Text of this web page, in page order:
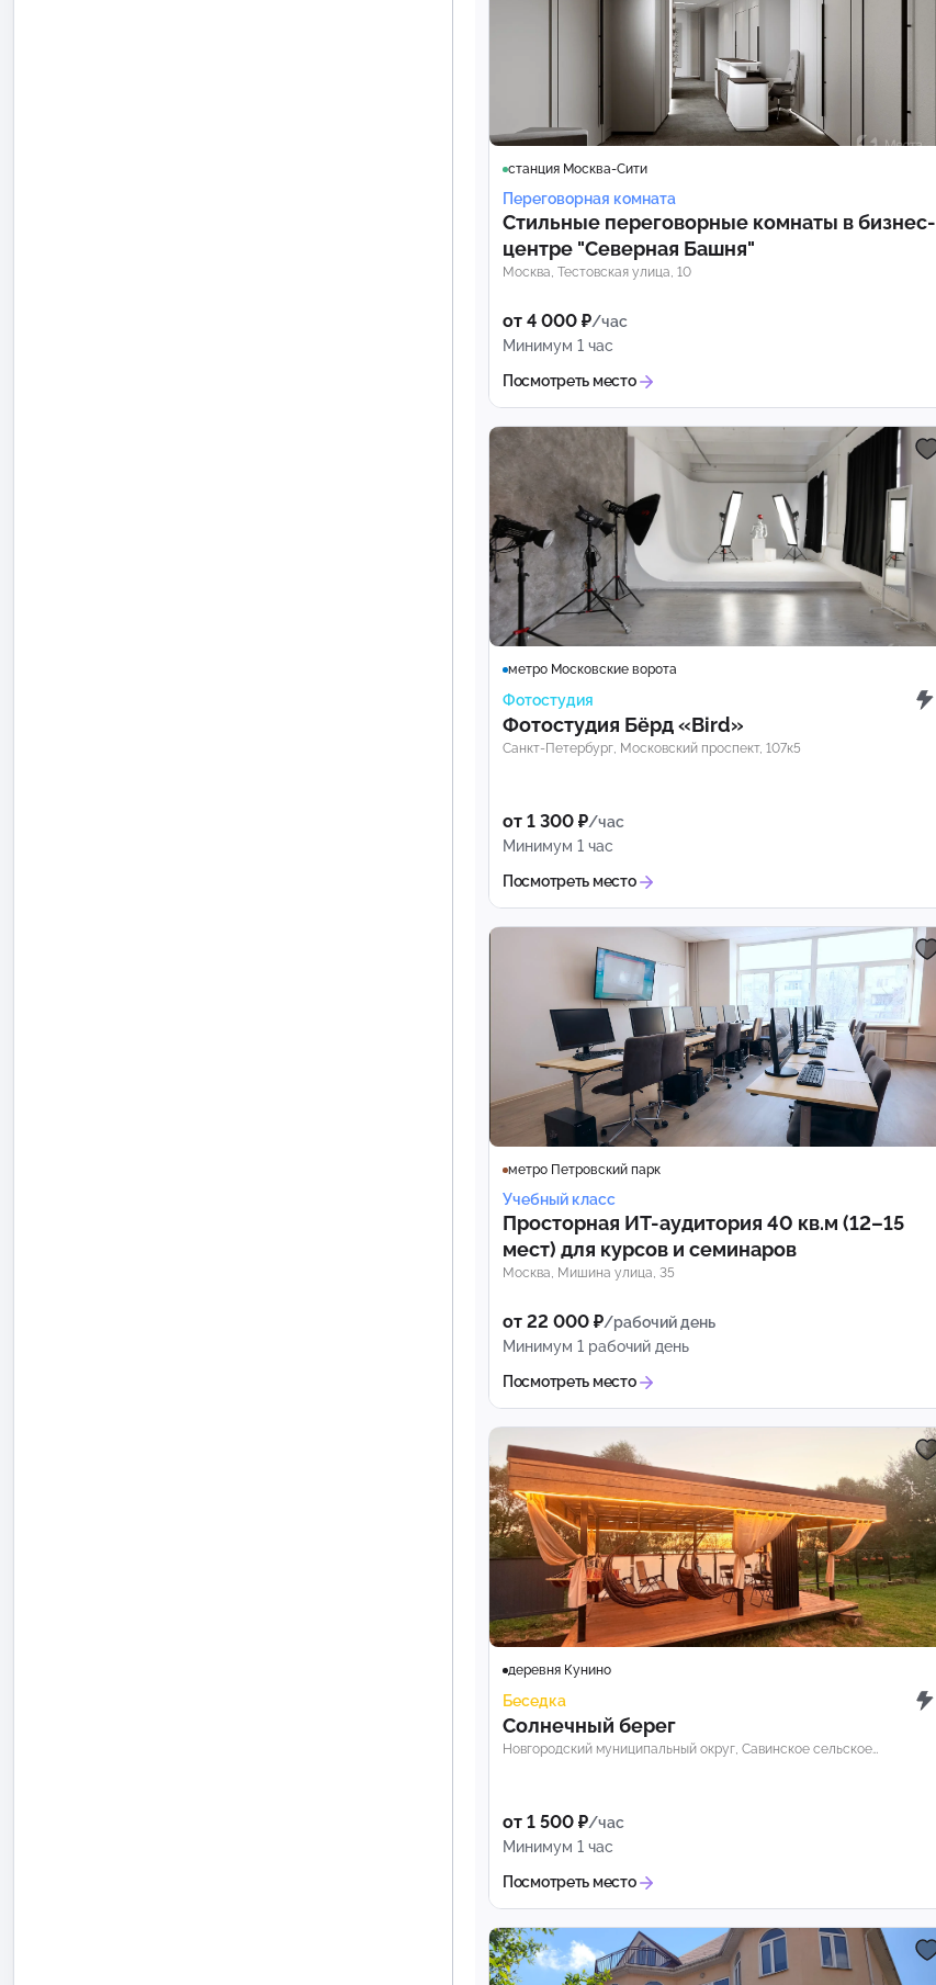
станция Москва-Сити
Переговорная комната
Стильные переговорные комнаты в бизнес-
центре "Северная Башня"
Москва, Тестовская улица, 10
от 4 000 ₽/час
Минимум 1 час
Посмотреть место
метро Московские ворота
Фотостудия
Фотостудия Бёрд «Bird»
Санкт-Петербург, Московский проспект, 107к5
от 1 300 ₽/час
Минимум 1 час
Посмотреть место
метро Петровский парк
Учебный класс
Просторная ИТ-аудитория 40 кв.м (12–15
мест) для курсов и семинаров
Москва, Мишина улица, 35
от 22 000 ₽/рабочий день
Минимум 1 рабочий день
Посмотреть место
деревня Кунино
Беседка
Солнечный берег
Новгородский муниципальный округ, Савинское сельское
от 1 500 ₽/час
Минимум 1 час
Посмотреть место